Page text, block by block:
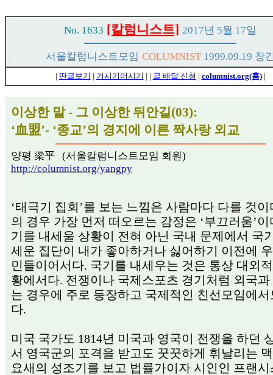
No. 1633 [칼럼니스트] 2017년 5월 17일
서울칼럼니스트모임 COLUMNIST 1999.09.19 창
| 딴글보기 | 거시기머시기 | | 글 배달 신청 | columnist.org(홈)|
이상한 말 - 그 이상한 뒤안길(03):
‘血盟’- ‘종교’의 경지에 이른 짝사랑 외교
양평 梁平 (서울칼럼니스트모임 회원)
http://columnist.org/yangpy
‘태극기 집회’를 보는 느낌은 사람마다 다를 것이
의 경우 가장 먼저 떠오르는 감정은 ‘부끄러움’이
기를 내세울 상황이 전혀 아닌 국내 문제에서 국
세운 집단이 내가 좋아하거나 싫어하기 이전에
민들이어서다. 국기를 내세우는 것은 통상 대외
황에서다. 전쟁이나 국제스포츠 경기처럼 외국
는 경우에 주로 등장하고 국제적인 친선모임에
다.
미국 국가도 1814년 미국과 영국이 전쟁을 하던
서 영국군의 포격을 받고도 꿋꿋하게 휘날리는
요새의 성조기를 보고 법률가이자 시인인 프랜